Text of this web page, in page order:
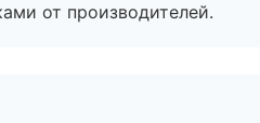
от производителей.